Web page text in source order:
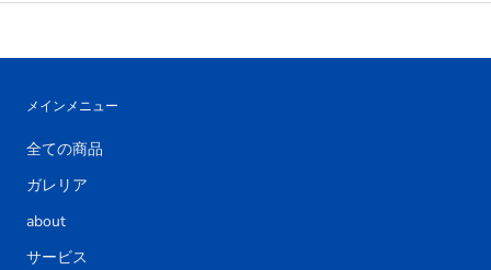
メインメニュー
全ての商品
ガレリア
about
サービス